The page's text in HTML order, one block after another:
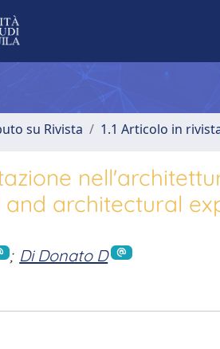
su Rivista 1.1 Articolo in
and architectural
; Di Donato D